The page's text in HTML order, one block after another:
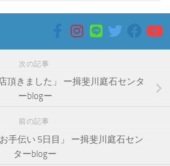
次の記事
頂きました」 ー揖斐川庭石センタ
ーblogー
前の記事
手伝い 5日目」 ー揖斐川庭石セン
ターblogー